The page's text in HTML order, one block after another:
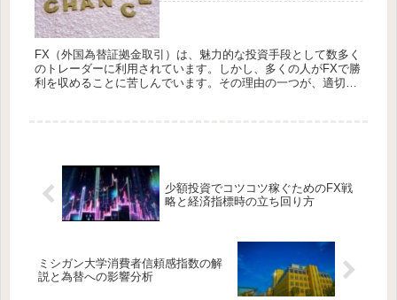
FX（外国為替証拠金取引）は、魅力的な投資手段として数多く
のトレーダーに利用されています。しかし、多くの人がFXで勝
利を収めることに苦しんでいます。その理由の一つが、適切な
少額投資でコツコツ稼ぐためのFX戦
略と経済指標時の立ち回り方
ミシガン大学消費者信頼感指数の解
説と為替への影響分析